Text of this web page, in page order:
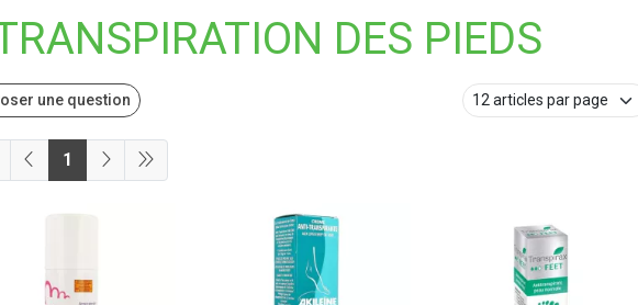
DES PIEDS
une question
1